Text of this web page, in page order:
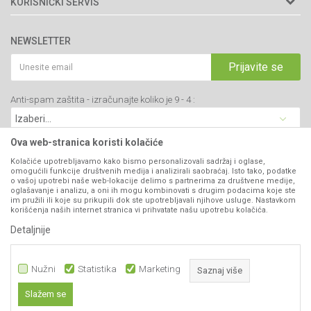
34000 Kragujevac, Srbija
webshop@agromarket.rs
PIB: 102135221
Matični broj: 07593252
Prodavnice
Brendovi
Katalozi
Blog
Najčešća pitanja
Politika privatnosti
Kako kupiti
Isporuka
Click & Collect
Načini plaćanja
Plaćanje karticama
Web kredit Raiffeisen banke
Pravo na odustajanje
Reklamacije
Zamena artikala
NEWSLETTER
Prijavite se
Anti-spam zaštita - izračunajte koliko je 9 - 4 :
VIBER I SMS NEWSLETTER
Prijavite se
PRATITE NAS
Ova web-stranica koristi kolačiće
Kolačiće upotrebljavamo kako bismo personalizovali sadržaj i oglase,
omogućili funkcije društvenih medija i analizirali saobraćaj. Isto tako, podatke
o vašoj upotrebi naše web-lokacije delimo s partnerima za društvene medije,
oglašavanje i analizu, a oni ih mogu kombinovati s drugim podacima koje ste
im pružili ili koje su prikupili dok ste upotrebljavali njihove usluge. Nastavkom
korišćenja naših internet stranica vi prihvatate našu upotrebu kolačića.
Detaljnije
Nužni Statistika Marketing Saznaj više
Slažem se